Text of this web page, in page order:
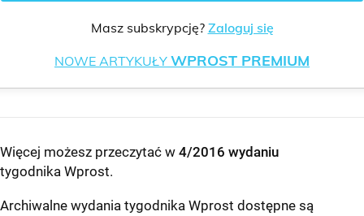
Masz subskrypcję? Zaloguj się
NOWE ARTYKUŁY WPROST PREMIUM
Więcej możesz przeczytać w 4/2016 wydaniu
tygodnika Wprost.
Archiwalne wydania tygodnika Wprost dostępne są